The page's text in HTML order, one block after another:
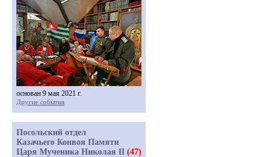
основан 9 мая 2021 г.
Другие события
Посольский отдел
Казачьего Конвоя Памяти
Царя Мученика Николая II (47)